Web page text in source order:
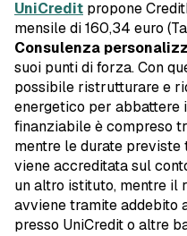
UniCredit propone
mensile di 160,34 euro
Consulenza
suoi punti di forza. Con
possibile ristrutturare e
energetico per abbattere
finanziabile è compreso
mentre le durate previste
viene accreditata sul
un altro istituto, mentre il
avviene tramite addebito
presso UniCredit o altre